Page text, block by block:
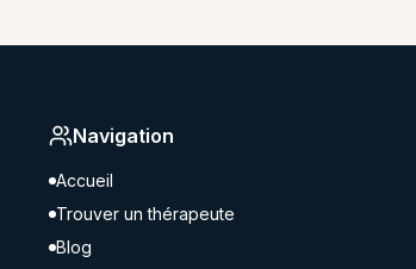
Navigation
Accueil
Trouver un thérapeute
Blog